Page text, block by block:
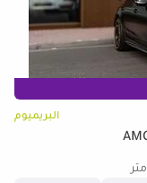
البريميوم